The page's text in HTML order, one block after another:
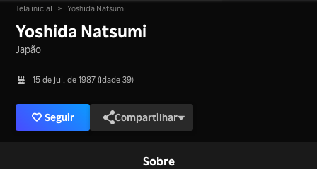
Tela inicial > Yoshida Natsumi
Yoshida Natsumi
Japão
15 de jul. de 1987 (idade 39)
Seguir Compartilhar
Sobre